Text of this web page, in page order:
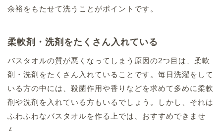
余裕をもたせて洗うことがポイントです。
柔軟剤・洗剤をたくさん入れている
バスタオルの質が悪くなってしまう原因の2つ目は、柔軟
剤・洗剤をたくさん入れていることです。毎日洗濯をして
いる方の中には、殺菌作用や香りなどを求めて多めに柔軟
剤や洗剤を入れている方もいるでしょう。しかし、それは
ふわふわなバスタオルを作る上では、おすすめできませ